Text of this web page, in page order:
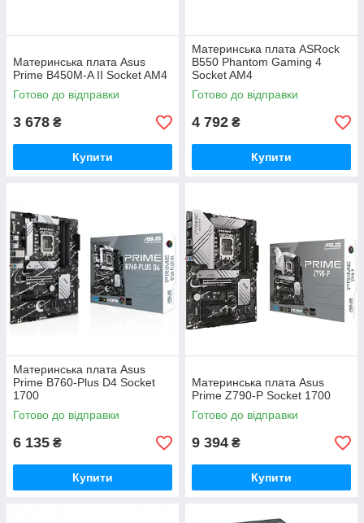
Материнська плата Asus
Prime B450M-A II Socket AM4
Готово до відправки
3 678 ₴
Купити
Материнська плата ASRock
B550 Phantom Gaming 4
Socket AM4
Готово до відправки
4 792 ₴
Купити
Материнська плата Asus
Prime B760-Plus D4 Socket
1700
Готово до відправки
6 135 ₴
Купити
Материнська плата Asus
Prime Z790-P Socket 1700
Готово до відправки
9 394 ₴
Купити